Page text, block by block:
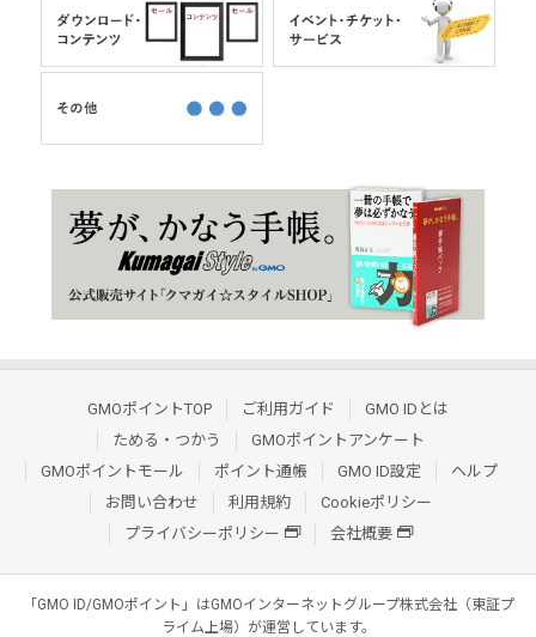
GMOポイントTOP ご利用ガイド
GMO IDとは
ためる・つかう
GMOポイントアンケート
GMOポイントモール
ポイント通帳 GMO ID設定
ヘルプ
お問い合わせ
利用規約
Cookieポリシー
プライバシーポリシー
会社概要
「GMO ID/GMOポイント」はGMOインターネットグループ株式会社（東証プ
ライム上場）が運営しています。